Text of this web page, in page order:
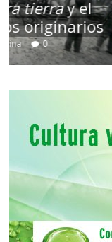
Terror
14 marzo, 2026